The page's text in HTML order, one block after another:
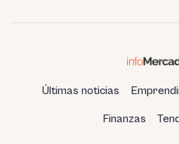
Últimas noticias
Finanzas